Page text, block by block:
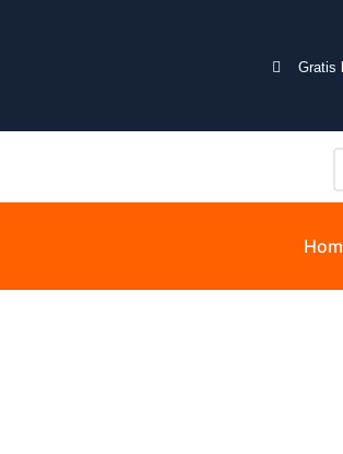
Gratis